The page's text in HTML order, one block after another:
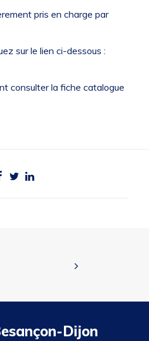
pris en charge par
sur le lien ci-dessous :
consulter la fiche catalogue
Dijon